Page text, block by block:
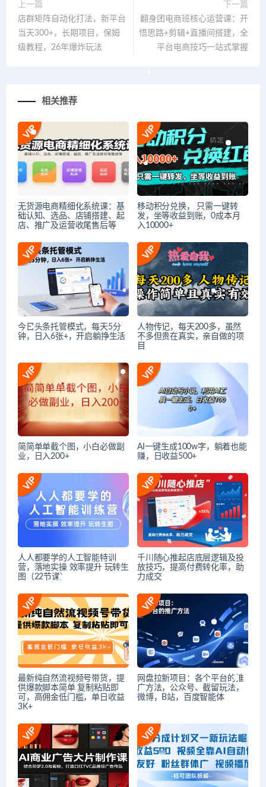
上一篇
店群矩阵自动化打法，新平台
当天300+，长期项目，保姆
级教程，26年爆炸玩法
下一篇
翻身团电商班核心运营课：开
悟思路+剪辑+直播间搭建，全
平台电商技巧一站式掌握
相关推荐
无货源电商精细化系统课：基
础认知、选品、店铺搭建、起
店、推广及运营收尾售后等
移动积分兑换， 只需一键转
发，坐等收益到账，0成本月
入10000+
今日头条托管模式，每天5分
钟，日入6张+，开启躺挣生活
人物传记，每天200多，虽然
不多但贵在真实，亲自做的项
目
简简单单截个图，小白必做副
业，日入200+
AI一键生成100w字，躺着也能
赚，日收益500+
人人都要学的人工智能特训
营，落地实操 效率提升 玩转生
图（22节课）
千川随心推起店底层逻辑及投
放技巧，提高付费转化率，助
力成交
最新纯自然流视频号带货，提
供爆款脚本简单 复制粘贴即
可，高佣金低门槛，单日收益
3K+
网盘拉新项目：各个平台的推
广方法，公众号、截留玩法，
微博，B站，百度智能体